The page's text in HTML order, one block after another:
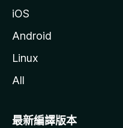
iOS
Android
Linux
All
最新編譯版本